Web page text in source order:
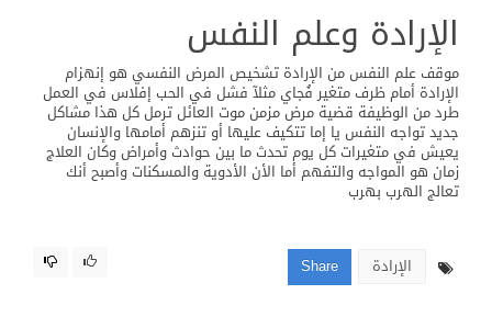
الإرادة وعلم النفس
موقف علم النفس من الإرادة تشخيص المرض النفسي هو إنهزام
الإرادة أمام ظرف متغير فُجاي مثلآ فشل في الحب إفلاس في العمل
طرد من الوظيفة قضية مرض مزمن موت العائل ترمل كل هذا مشاكل
جديد تواجه النفس يا إما تتكيف عليها أو تنزهم أمامها والإنسان
يعيش في متغيرات كل يوم تحدث ما بين حوادث وأمراض وكان العلاج
زمان هو المواجه والتفهم أما الأن الأدوية والمسكنات وأصبح أنك
تعالج الهرب بهرب
الإرادة Share